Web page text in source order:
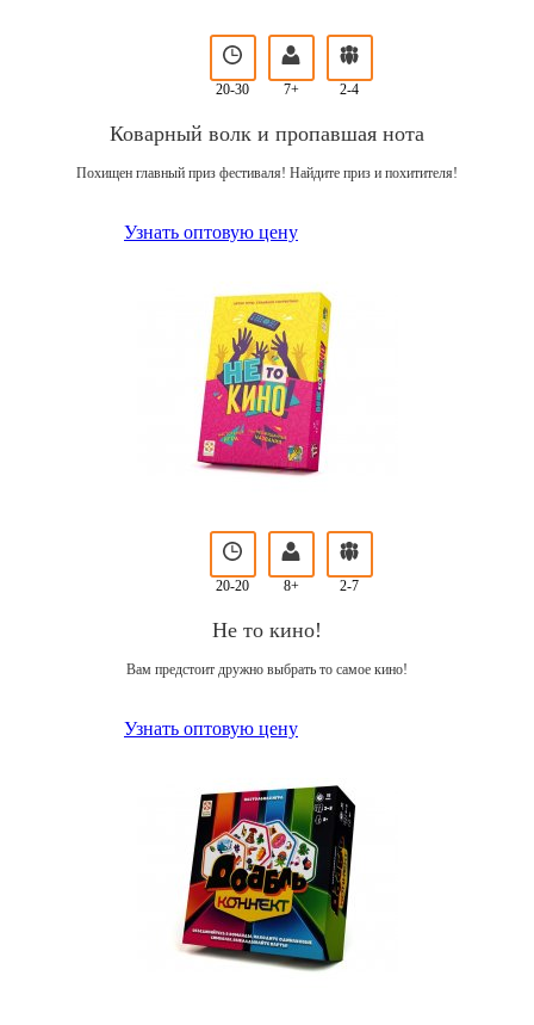
20-30 7+ 2-4
Коварный волк и пропавшая нота
Похищен главный приз фестиваля! Найдите приз и похитителя!
Узнать оптовую цену
20-20 8+ 2-7
Не то кино!
Вам предстоит дружно выбрать то самое кино!
Узнать оптовую цену